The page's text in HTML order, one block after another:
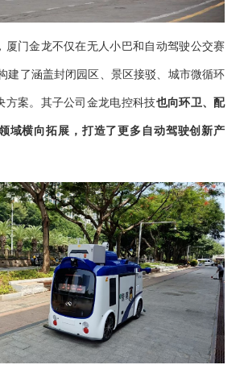
厦门金龙不仅在无人小巴和自动驾驶公交赛
建了涵盖封闭园区、景区接驳、城市微循环
方案。其子公司金龙电控科技也向环卫、配
域横向拓展，打造了更多自动驾驶创新产